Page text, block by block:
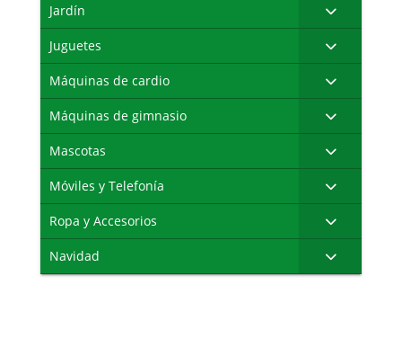
Jardín
Juguetes
Máquinas de cardio
Máquinas de gimnasio
Mascotas
Móviles y Telefonía
Ropa y Accesorios
Navidad